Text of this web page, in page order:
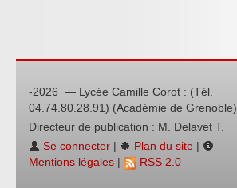
-2026 — Lycée Camille Corot : (Tél.
04.74.80.28.91) (Académie de Grenoble)
Directeur de publication : M. Delavet T.
Se connecter | Plan du site |
Mentions légales | RSS 2.0